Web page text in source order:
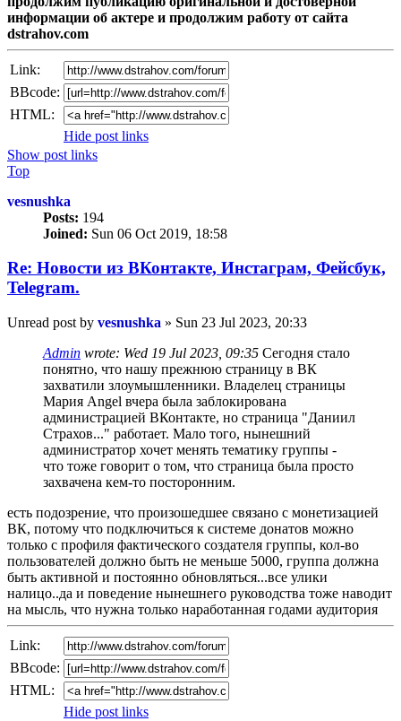
информации об актере и продолжим работу от сайта
dstrahov.com
Link:
BBcode:
HTML:
Hide post links
Show post links
Top
vesnushka
Posts: 194
Joined: Sun 06 Oct 2019, 18:58
Re: Новости из ВКонтакте, Инстаграм, Фейсбук,
Telegram.
Unread post by vesnushka » Sun 23 Jul 2023, 20:33
Admin wrote: Wed 19 Jul 2023, 09:35 Сегодня стало
понятно, что нашу прежнюю страницу в ВК
захватили злоумышленники. Владелец страницы
Мария Angel вчера была заблокирована
администрацией ВКонтакте, но страница "Даниил
Страхов..." работает. Мало того, нынешний
администратор хочет менять тематику группы -
что тоже говорит о том, что страница была просто
захвачена кем-то посторонним.
есть подозрение, что произошедшее связано с монетизацией
ВК, потому что подключиться к системе донатов можно
только с профиля фактического создателя группы, кол-во
пользователей должно быть не меньше 5000, группа должна
быть активной и постоянно обновляться...все улики
налицо..да и поведение нынешнего руководства тоже наводит
на мысль, что нужна только наработанная годами аудитория
Link:
BBcode:
HTML:
Hide post links